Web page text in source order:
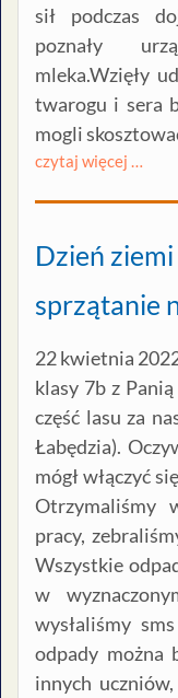
sił podczas
poznały
mleka.Wzięły
twarogu i sera
mogli
czytaj więcej …
Dzień
sprzątanie
22 kwietnia
klasy 7b z
część lasu za
Łabędzia).
mógł włączyć
Otrzymaliśmy
pracy,
Wszystkie
w
wysłaliśmy
odpady można
innych